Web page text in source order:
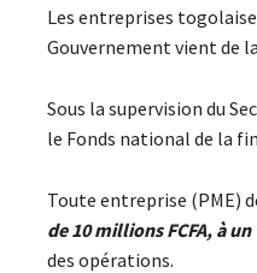
Les entreprises
Gouvernement vient de
Sous la supervision du
le Fonds national de la
Toute entreprise (PME)
de 10 millions FCFA, à
des opérations.